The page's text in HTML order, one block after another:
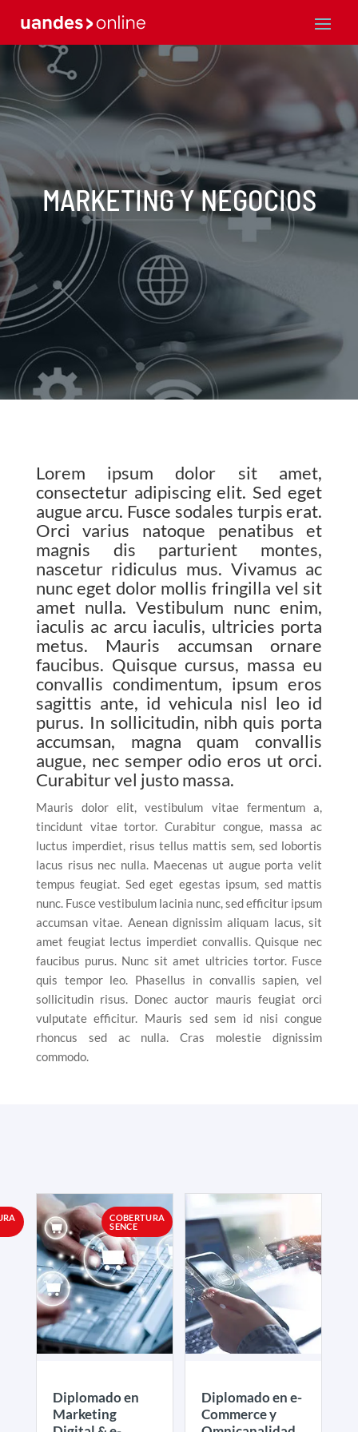
MARKETING Y NEGOCIOS
Lorem ipsum dolor sit amet,
consectetur adipiscing elit. Sed eget
augue arcu. Fusce sodales turpis erat.
Orci varius natoque penatibus et
magnis dis parturient montes,
nascetur ridiculus mus. Vivamus ac
nunc eget dolor mollis fringilla vel sit
amet nulla. Vestibulum nunc enim,
iaculis ac arcu iaculis, ultricies porta
metus. Mauris accumsan ornare
faucibus. Quisque cursus, massa eu
convallis condimentum, ipsum eros
sagittis ante, id vehicula nisl leo id
purus. In sollicitudin, nibh quis porta
accumsan, magna quam convallis
augue, nec semper odio eros ut orci.
Curabitur vel justo massa.
Mauris dolor elit, vestibulum vitae fermentum a,
tincidunt vitae tortor. Curabitur congue, massa ac
luctus imperdiet, risus tellus mattis sem, sed lobortis
lacus risus nec nulla. Maecenas ut augue porta velit
tempus feugiat. Sed eget egestas ipsum, sed mattis
nunc. Fusce vestibulum lacinia nunc, sed efficitur ipsum
accumsan vitae. Aenean dignissim aliquam lacus, sit
amet feugiat lectus imperdiet convallis. Quisque nec
faucibus purus. Nunc sit amet ultricies tortor. Fusce
quis tempor leo. Phasellus in convallis sapien, vel
sollicitudin risus. Donec auctor mauris feugiat orci
vulputate efficitur. Mauris sed sem id nisi congue
rhoncus sed ac nulla. Cras molestie dignissim
commodo.
Diplomado en
Marketing
COBERTURA
SENCE
Diplomado en e-
Commerce y